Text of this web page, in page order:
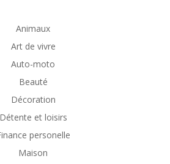
Animaux
Art de vivre
Auto-moto
Beauté
Décoration
Détente et loisirs
personelle
Maison